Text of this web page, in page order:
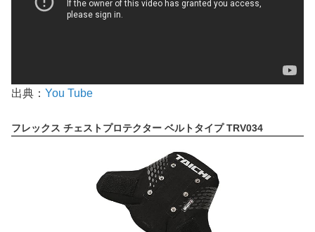
出典： You Tube
フレックス チェストプロテクター ベルトタイプ TRV034